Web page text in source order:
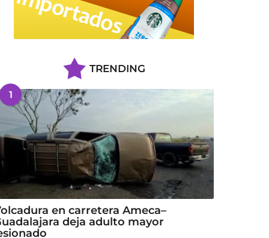
TRENDING
1
en carretera Ameca–
deja adulto mayor